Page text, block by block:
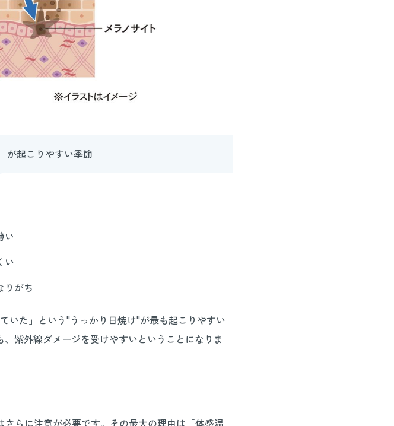
が起こりやすい季節
い
い
りがち
いた」という"うっかり日焼け"が最も起こりやすい
紫外線ダメージを受けやすいということになりま